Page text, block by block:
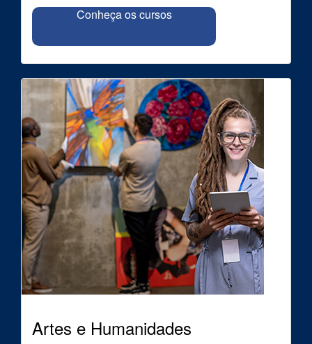
Conheça os cursos
Artes e Humanidades